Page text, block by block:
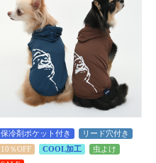
保冷剤ポケット付き
リード穴付き
10％OFF
COOL加工
虫よけ